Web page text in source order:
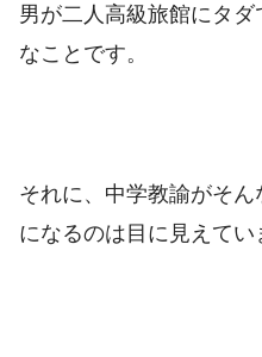
男が二人高級旅館にタ
なことです。
それに、中学教諭がそ
になるのは目に見えてい